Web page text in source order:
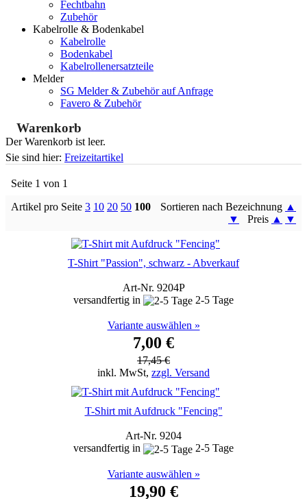
Fechtbahn
Zubehör
Kabelrolle & Bodenkabel
Kabelrolle
Bodenkabel
Kabelrollenersatzteile
Melder
SG Melder & Zubehör auf Anfrage
Favero & Zubehör
Warenkorb
Der Warenkorb ist leer.
Sie sind hier: Freizeitartikel
Seite 1 von 1
Artikel pro Seite 3 10 20 50 100 Sortieren nach Bezeichnung ▲
▼
Preis ▲ ▼
T-Shirt "Passion", schwarz - Abverkauf
Art-Nr. 9204P
versandfertig in
2-5 Tage
Variante auswählen »
7,00 €
17,45 €
inkl. MwSt, zzgl. Versand
T-Shirt mit Aufdruck "Fencing"
Art-Nr. 9204
versandfertig in
2-5 Tage
Variante auswählen »
19,90 €